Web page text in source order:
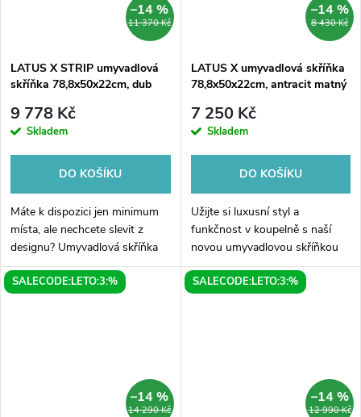
11 370 Kč
–14 %
LATUS X STRIP umyvadlová
skříňka 78,8x50x22cm, dub
9 778 Kč
Skladem
DO KOŠÍKU
Máte k dispozici jen minimum
místa, ale nechcete slevit z
designu? Umyvadlová skříňka
Sapho LATUS X STRIP v
dekoru Dub Alabama je
8 430 Kč
–14 %
LATUS X umyvadlová skříňka
78,8x50x22cm, antracit matný
7 250 Kč
Skladem
DO KOŠÍKU
Užijte si luxusní styl a
funkčnost v koupelně s naší
novou umyvadlovou skříňkou
LATUS X v elegantním
antracitovém provedení. Tato
SALECODE:LETO:3:%
14 290 Kč
–14 %
SALECODE:LETO:3:%
12 990 Kč
–14 %